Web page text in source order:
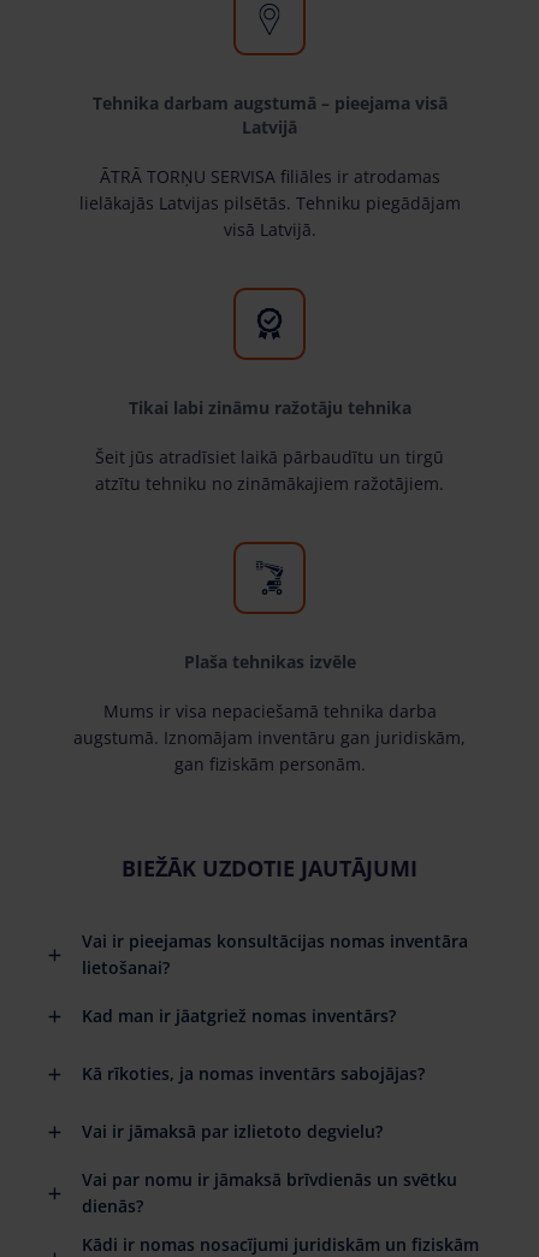
Tehnika darbam augstumā – pieejama visā
Latvijā
ĀTRĀ TORŅU SERVISA filiāles ir atrodamas
lielākajās Latvijas pilsētās. Tehniku piegādājam
visā Latvijā.
Tikai labi zināmu ražotāju tehnika
Šeit jūs atradīsiet laikā pārbaudītu un tirgū
atzītu tehniku no zināmākajiem ražotājiem.
Plaša tehnikas izvēle
Mums ir visa nepaciešamā tehnika darba
augstumā. Iznomājam inventāru gan juridiskām,
gan fiziskām personām.
BIEŽĀK UZDOTIE JAUTĀJUMI
Vai ir pieejamas konsultācijas nomas inventāra
lietošanai?
Kad man ir jāatgriež nomas inventārs?
Kā rīkoties, ja nomas inventārs sabojājas?
Vai ir jāmaksā par izlietoto degvielu?
Vai par nomu ir jāmaksā brīvdienās un svētku
dienās?
Kādi ir nomas nosacījumi juridiskām un fiziskām